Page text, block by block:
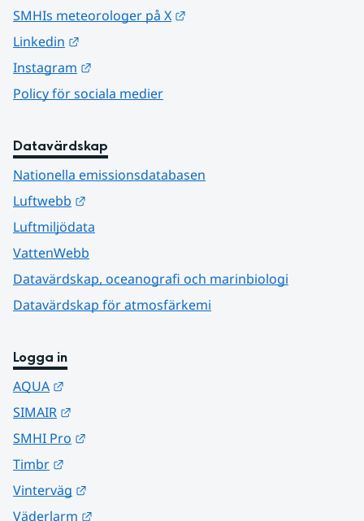
SMHIs meteorologer på X
Linkedin
Instagram
Policy för sociala medier
Datavärdskap
Nationella emissionsdatabasen
Luftwebb
Luftmiljödata
VattenWebb
Datavärdskap, oceanografi och marinbiologi
Datavärdskap för atmosfärkemi
Logga in
AQUA
SIMAIR
SMHI Pro
Timbr
Vinterväg
Väderlarm